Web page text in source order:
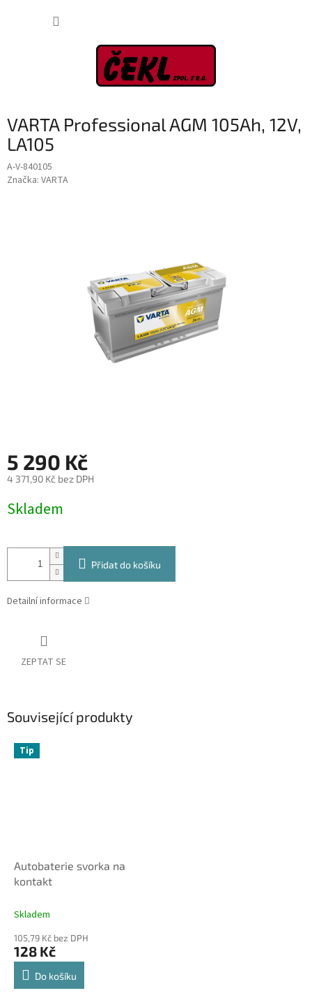
VARTA Professional AGM 105Ah, 12V,
LA105
A-V-840105
Značka: VARTA
5 290 Kč
4 371,90 Kč bez DPH
cena:
Skladem
Přidat do košíku
Detailní informace
ZEPTAT SE
Související produkty
Tip
Autobaterie svorka na
kontakt
Skladem
105,79 Kč bez DPH
128 Kč
Do košíku